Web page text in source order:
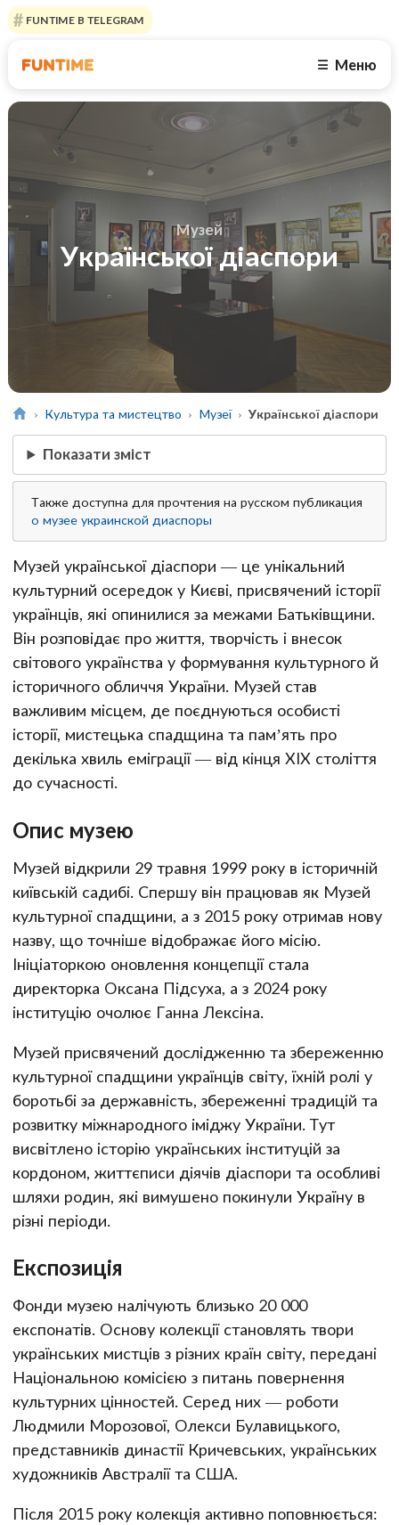
FUNTIME В TELEGRAM
☰ Меню
Музей
Української діаспори
Культура та мистецтво Музеї Української діаспори
Показати зміст
Также доступна для прочтения на русском публикация
о музее украинской диаспоры
Музей української діаспори — це унікальний
культурний осередок у Києві, присвячений історії
українців, які опинилися за межами Батьківщини.
Він розповідає про життя, творчість і внесок
світового українства у формування культурного й
історичного обличчя України. Музей став
важливим місцем, де поєднуються особисті
історії, мистецька спадщина та пам’ять про
декілька хвиль еміграції — від кінця ХІХ століття
до сучасності.
Опис музею
Музей відкрили 29 травня 1999 року в історичній
київській садибі. Спершу він працював як Музей
культурної спадщини, а з 2015 року отримав нову
назву, що точніше відображає його місію.
Ініціаторкою оновлення концепції стала
директорка Оксана Підсуха, а з 2024 року
інституцію очолює Ганна Лексіна.
Музей присвячений дослідженню та збереженню
культурної спадщини українців світу, їхній ролі у
боротьбі за державність, збереженні традицій та
розвитку міжнародного іміджу України. Тут
висвітлено історію українських інституцій за
кордоном, життєписи діячів діаспори та особливі
шляхи родин, які вимушено покинули Україну в
різні періоди.
Експозиція
Фонди музею налічують близько 20 000
експонатів. Основу колекції становлять твори
українських мистців з різних країн світу, передані
Національною комісією з питань повернення
культурних цінностей. Серед них — роботи
Людмили Морозової, Олекси Булавицького,
представників династії Кричевських, українських
художників Австралії та США.
Після 2015 року колекція активно поповнюється: